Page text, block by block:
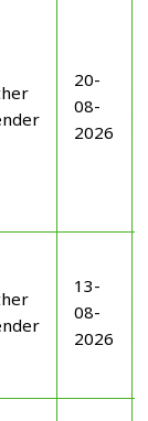
20-
08-
2026
13-
08-
2026